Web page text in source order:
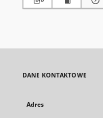
DANE KONTAKTOWE
Adres